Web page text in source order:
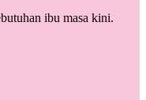
ibu masa kini.